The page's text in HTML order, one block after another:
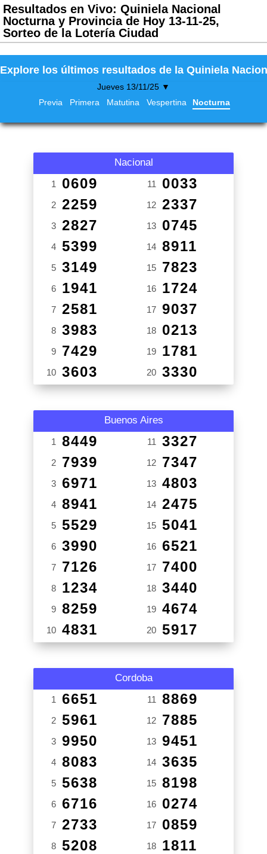
Resultados en Vivo: Quiniela Nacional
Nocturna y Provincia de Hoy 13-11-25,
Sorteo de la Lotería Ciudad
Explore los últimos resultados de la Quiniela
Jueves 13/11/25 ▼
Previa
Primera Matutina Vespertina Nocturna
Nacional
1 0609
2 2259
3 2827
4 5399
5 3149
6 1941
7 2581
8 3983
9 7429
10 3603
11 0033
12 2337
13 0745
14 8911
15 7823
16 1724
17 9037
18 0213
19 1781
20 3330
Buenos Aires
1 8449
2 7939
3 6971
4 8941
5 5529
6 3990
7 7126
8 1234
9 8259
10 4831
11 3327
12 7347
13 4803
14 2475
15 5041
16 6521
17 7400
18 3440
19 4674
20 5917
Cordoba
1 6651
2 5961
3 9950
4 8083
5 5638
6 6716
7 2733
8 5208
11 8869
12 7885
13 9451
14 3635
15 8198
16 0274
17 0859
18 1811